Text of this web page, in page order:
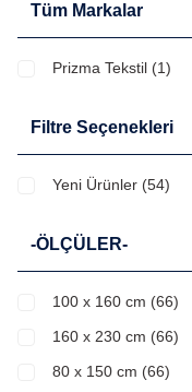
Tüm Markalar
Prizma Tekstil (1)
Filtre Seçenekleri
Yeni Ürünler (54)
-ÖLÇÜLER-
100 x 160 cm (66)
160 x 230 cm (66)
80 x 150 cm (66)